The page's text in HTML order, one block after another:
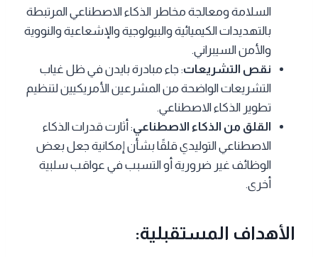
السلامة ومعالجة مخاطر الذكاء الاصطناعي المرتبطة
بالتهديدات الكيميائية والبيولوجية والإشعاعية والنووية
والأمن السيبراني.
نقص التشريعات: جاء مبادرة بايدن في ظل غياب
التشريعات الواضحة من المشرعين الأمريكيين لتنظيم
تطوير الذكاء الاصطناعي.
القلق من الذكاء الاصطناعي: أثارت قدرات الذكاء
الاصطناعي التوليدي قلقًا بشأن إمكانية جعل بعض
الوظائف غير ضرورية أو التسبب في عواقب سلبية
أخرى.
الأهداف المستقبلية: